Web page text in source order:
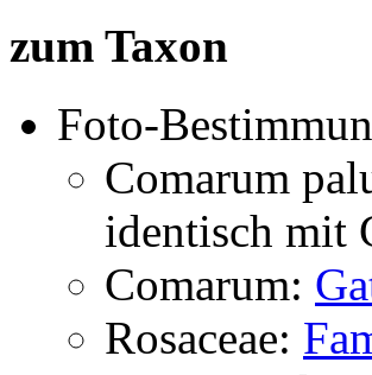
zum Taxon
Foto-
Comarum
identisch mit
Comarum:
Rosaceae: